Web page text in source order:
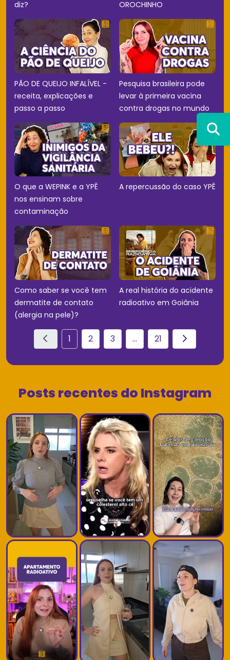
diz? OROCHINHO
PÃO DE QUEIJO INFALÍVEL -
receita, explicações e
passo a passo
Pesquisa brasileira pode
levar à primeira vacina
contra drogas no mundo
O que a WEPINK e a YPÊ
nos ensinam sobre
contaminação
A repercussão do caso YPÊ
Como saber se você tem
dermatite de contato
(alergia na pele)?
A real história do acidente
radioativo em Goiânia
1 2 3 ... 21
Posts recentes do Instagram